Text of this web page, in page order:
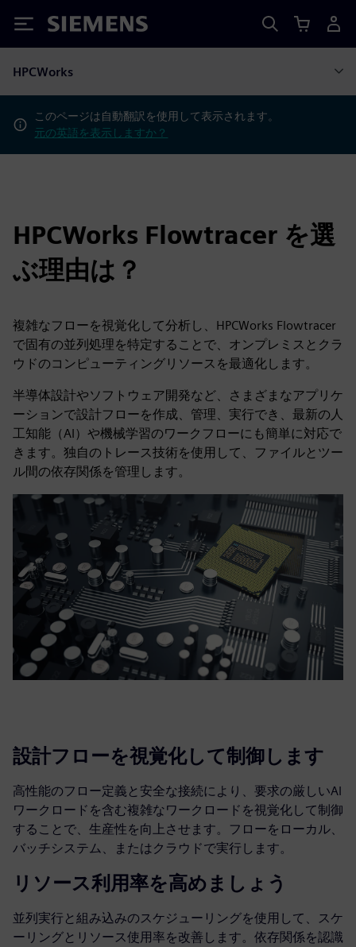
Siemens
HPCWorks
このページは自動翻訳を使用して表示されます。
元の英語を表示しますか？
HPCWorks Flowtracer を選
ぶ理由は？
複雑なフローを視覚化して分析し、HPCWorks Flowtracer
で固有の並列処理を特定することで、オンプレミスとクラ
ウドのコンピューティングリソースを最適化します。
半導体設計やソフトウェア開発など、さまざまなアプリケ
ーションで設計フローを作成、管理、実行でき、最新の人
工知能（AI）や機械学習のワークフローにも簡単に対応で
きます。独自のトレース技術を使用して、ファイルとツー
ル間の依存関係を管理します。
設計フローを視覚化して制御します
高性能のフロー定義と安全な接続により、要求の厳しいAI
ワークロードを含む複雑なワークロードを視覚化して制御
することで、生産性を向上させます。フローをローカル、
バッチシステム、またはクラウドで実行します。
リソース利用率を高めましょう
並列実行と組み込みのスケジューリングを使用して、スケ
ーリングとリソース使用率を改善します。依存関係を認識